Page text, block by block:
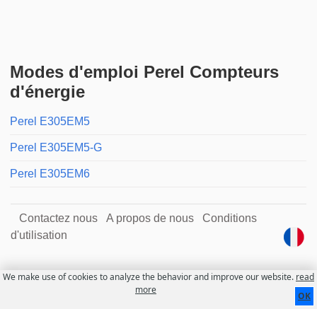
Modes d'emploi Perel Compteurs
d'énergie
Perel E305EM5
Perel E305EM5-G
Perel E305EM6
Contactez nous A propos de nous
Conditions
d'utilisation
We make use of cookies to analyze the behavior and improve our website. read
more
OK